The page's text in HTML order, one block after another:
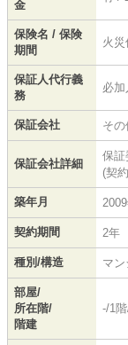
金
保険名 / 保険
期間
火
保証人代行義
務
必加
保証会社 その
保証会社詳細
保証
(契
築年月
契約期間 2年
種別/構造 マ
部屋/
所在階/
階建
-/1